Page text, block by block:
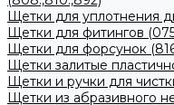
Щетки для уплотнения
Щетки для фитингов
Щетки для форсунок
Щетки залитые
Щетки и ручки для
Щетки из абразивного